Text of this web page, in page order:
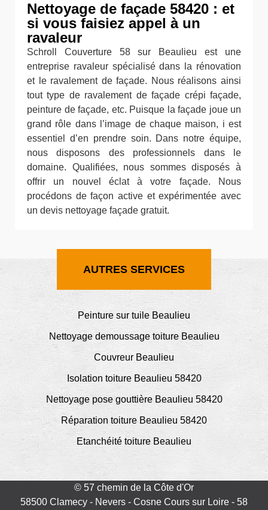
Nettoyage de façade 58420 : et
si vous faisiez appel à un
ravaleur
Schroll Couverture 58 sur Beaulieu est une
entreprise ravaleur spécialisé dans la rénovation
et le ravalement de façade. Nous réalisons ainsi
tout type de ravalement de façade crépi façade,
peinture de façade, etc. Puisque la façade joue un
grand rôle dans l’image de chaque maison, i est
essentiel d’en prendre soin. Dans notre équipe,
nous disposons des professionnels dans le
domaine. Qualifiées, nous sommes disposés à
offrir un nouvel éclat à votre façade. Nous
procédons de façon active et expérimentée avec
un devis nettoyage façade gratuit.
AUTRES SERVICES
Peinture sur tuile Beaulieu
Nettoyage demoussage toiture Beaulieu
Couvreur Beaulieu
Isolation toiture Beaulieu 58420
Nettoyage pose gouttière Beaulieu 58420
Réparation toiture Beaulieu 58420
Etanchéité toiture Beaulieu
© 57 chemin de la Côte d'Or
58500 Clamecy - Nevers - Cosne Cours sur Loire - 58